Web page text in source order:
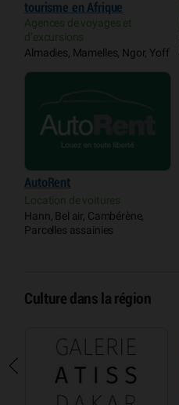
tourisme en Afrique
Agences de voyages et
d’excursions
Almadies, Mamelles, Ngor, Yoff
AutoRent
Location de voitures
Hann, Bel air, Cambérène,
Parcelles assainies
Culture dans la région